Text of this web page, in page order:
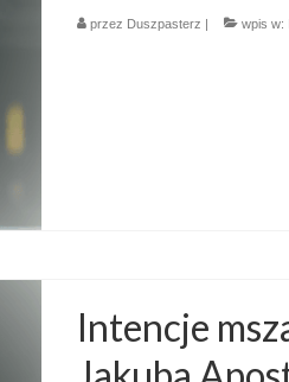
przez Duszpasterz | wpis w:
Intencje